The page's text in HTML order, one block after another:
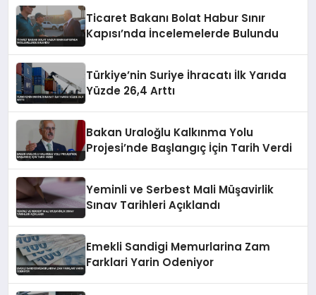
Ticaret Bakanı Bolat Habur Sınır
Kapısı’nda İncelemelerde Bulundu
Türkiye’nin Suriye İhracatı İlk Yarıda
Yüzde 26,4 Arttı
Bakan Uraloğlu Kalkınma Yolu
Projesi’nde Başlangıç İçin Tarih Verdi
Yeminli ve Serbest Mali Müşavirlik
Sınav Tarihleri Açıklandı
Emekli Sandigi Memurlarina Zam
Farklari Yarin Odeniyor